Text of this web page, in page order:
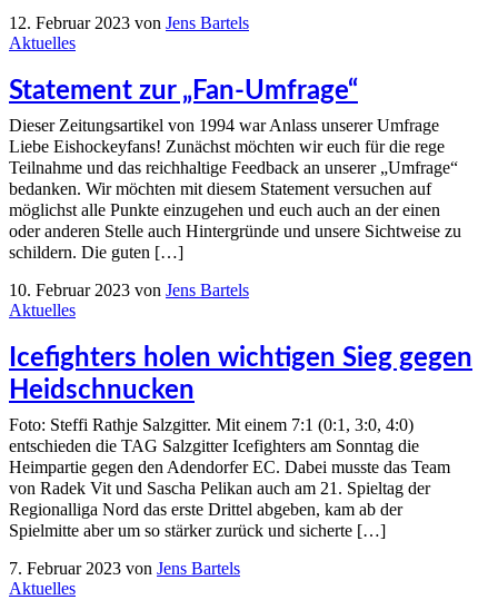
12. Februar 2023 von Jens Bartels
Aktuelles
Statement zur „Fan-Umfrage“
Dieser Zeitungsartikel von 1994 war Anlass unserer Umfrage
Liebe Eishockeyfans! Zunächst möchten wir euch für die rege
Teilnahme und das reichhaltige Feedback an unserer „Umfrage“
bedanken. Wir möchten mit diesem Statement versuchen auf
möglichst alle Punkte einzugehen und euch auch an der einen
oder anderen Stelle auch Hintergründe und unsere Sichtweise zu
schildern. Die guten […]
10. Februar 2023 von Jens Bartels
Aktuelles
Icefighters holen wichtigen Sieg gegen
Heidschnucken
Foto: Steffi Rathje Salzgitter. Mit einem 7:1 (0:1, 3:0, 4:0)
entschieden die TAG Salzgitter Icefighters am Sonntag die
Heimpartie gegen den Adendorfer EC. Dabei musste das Team
von Radek Vit und Sascha Pelikan auch am 21. Spieltag der
Regionalliga Nord das erste Drittel abgeben, kam ab der
Spielmitte aber um so stärker zurück und sicherte […]
7. Februar 2023 von Jens Bartels
Aktuelles